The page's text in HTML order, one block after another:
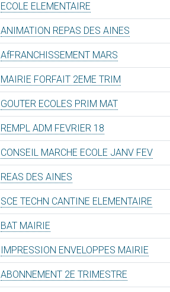
ECOLE ELEMENTAIRE
ANIMATION REPAS DES AINES
AfFRANCHISSEMENT MARS
MAIRIE FORFAIT 2EME TRIM
GOUTER ECOLES PRIM MAT
REMPL ADM FEVRIER 18
CONSEIL MARCHE ECOLE JANV FEV
REAS DES AINES
SCE TECHN CANTINE ELEMENTAIRE
BAT MAIRIE
IMPRESSION ENVELOPPES MAIRIE
ABONNEMENT 2E TRIMESTRE